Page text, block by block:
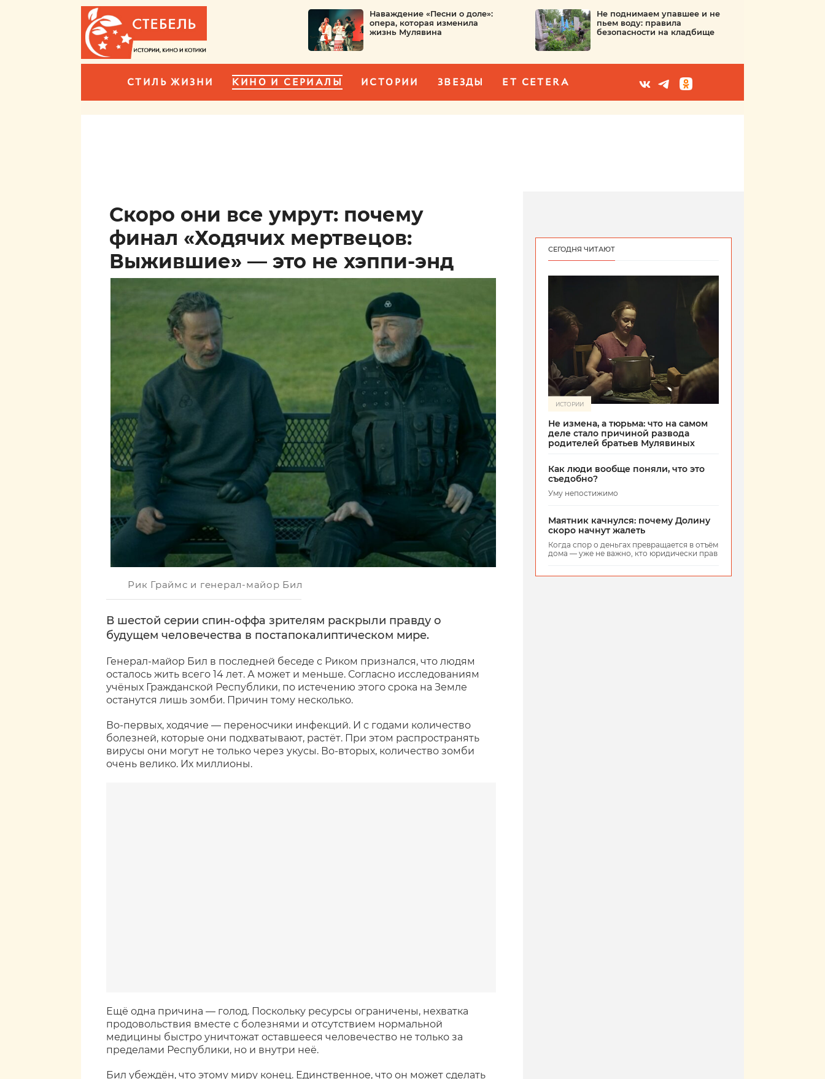
Наваждение «Песни о доле»:
опера, которая изменила
жизнь Мулявина
Не поднимаем упавшее и не
пьем воду: правила
безопасности на кладбище
СТИЛЬ ЖИЗНИ КИНО И СЕРИАЛЫ ИСТОРИИ ЗВЕЗДЫ ET CETERA
Скоро они все умрут: почему
финал «Ходячих мертвецов:
Выжившие» — это не хэппи-энд
Рик Граймс и генерал-майор Бил
В шестой серии спин-оффа зрителям раскрыли правду о
будущем человечества в постапокалиптическом мире.
Генерал-майор Бил в последней беседе с Риком признался, что людям
осталось жить всего 14 лет. А может и меньше. Согласно исследованиям
учёных Гражданской Республики, по истечению этого срока на Земле
останутся лишь зомби. Причин тому несколько.
Во-первых, ходячие — переносчики инфекций. И с годами количество
болезней, которые они подхватывают, растёт. При этом распространять
вирусы они могут не только через укусы. Во-вторых, количество зомби
очень велико. Их миллионы.
Ещё одна причина — голод. Поскольку ресурсы ограничены, нехватка
продовольствия вместе с болезнями и отсутствием нормальной
медицины быстро уничтожат оставшееся человечество не только за
пределами Республики, но и внутри неё.
Бил убеждён, что этому миру конец. Единственное, что он может сделать
СЕГОДНЯ ЧИТАЮТ
ИСТОРИИ
Не измена, а тюрьма: что на самом
деле стало причиной развода
родителей братьев Мулявиных
Как люди вообще поняли, что это
съедобно?
Уму непостижимо
Маятник качнулся: почему Долину
скоро начнут жалеть
Когда спор о деньгах превращается в отъём
дома — уже не важно, кто юридически прав